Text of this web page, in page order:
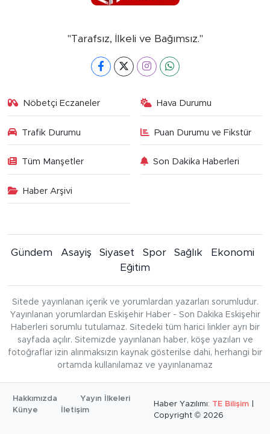
"Tarafsız, İlkeli ve Bağımsız."
Nöbetçi Eczaneler Hava Durumu
Trafik Durumu Puan Durumu ve Fikstür
Tüm Manşetler Son Dakika Haberleri
Haber Arşivi
Gündem Asayiş Siyaset Spor Sağlık
Ekonomi
Eğitim
Sitede yayınlanan içerik ve yorumlardan yazarları sorumludur.
Yayınlanan yorumlardan Eskişehir Haber - Son Dakika Eskişehir
Haberleri sorumlu tutulamaz. Sitedeki tüm harici linkler ayrı bir
sayfada açılır. Sitemizde yayınlanan haber, köşe yazıları ve
fotoğraflar izin alınmaksızın kaynak gösterilse dahi, herhangi bir
ortamda kullanılamaz ve yayınlanamaz
Hakkımızda
Yayın İlkeleri
Künye
İletişim
Haber Yazılımı: TE Bilişim
Copyright © 2026